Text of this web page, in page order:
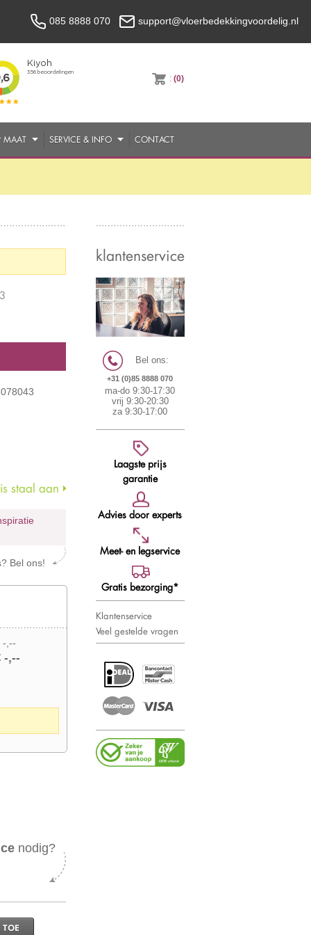
085 8888 070 support@vloerbedekkingvoordelig.nl
:(0)
MAAT SERVICE & INFO CONTACT
staal aan
Bel ons!
-,--
-,--
klantenservice
Bel ons:
+31 (0)85 8888 070
ma-do 9:30-17:30
vrij 9:30-20:30
za 9:30-17:00
Laagste prijs
garantie
Advies door experts
Meet- en legservice
Gratis bezorging*
Klantenservice
Veel gestelde vragen
nodig?